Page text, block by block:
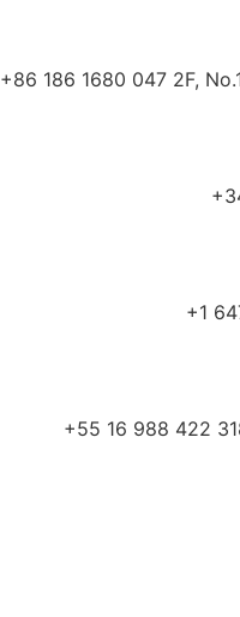
+86 186 1680 047 2F,
+1
+55 16 988 422